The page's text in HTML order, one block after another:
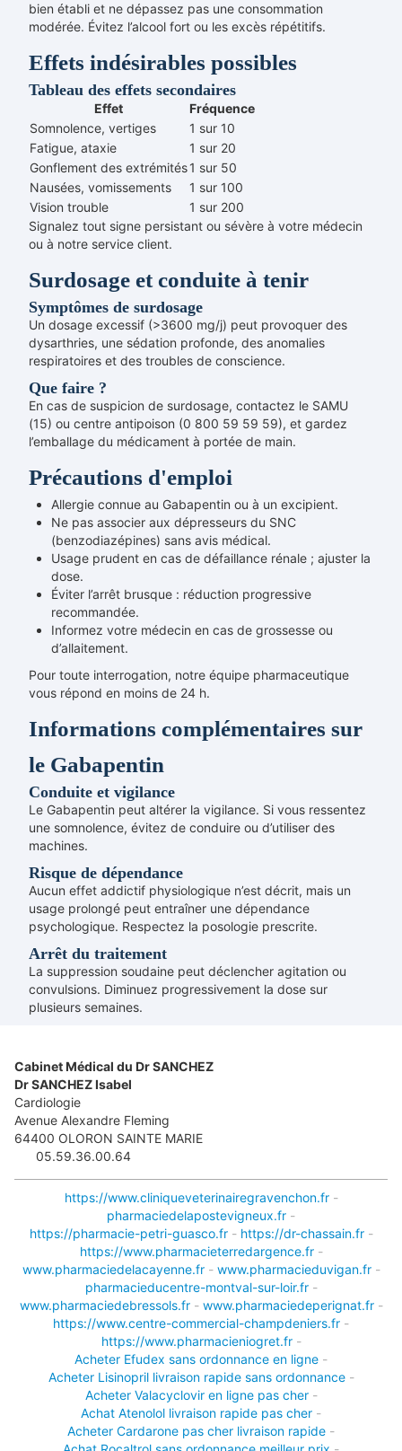
bien établi et ne dépassez pas une consommation
modérée. Évitez l’alcool fort ou les excès répétitifs.
Effets indésirables possibles
Tableau des effets secondaires
Effet
Fréquence
Somnolence, vertiges
1 sur 10
Fatigue, ataxie
1 sur 20
Gonflement des extrémités1 sur 50
Nausées, vomissements
1 sur 100
Vision trouble
1 sur 200
Signalez tout signe persistant ou sévère à votre médecin
ou à notre service client.
Surdosage et conduite à tenir
Symptômes de surdosage
Un dosage excessif (>3600 mg/j) peut provoquer des
dysarthries, une sédation profonde, des anomalies
respiratoires et des troubles de conscience.
Que faire ?
En cas de suspicion de surdosage, contactez le SAMU
(15) ou centre antipoison (0 800 59 59 59), et gardez
l’emballage du médicament à portée de main.
Précautions d'emploi
Allergie connue au Gabapentin ou à un excipient.
Ne pas associer aux dépresseurs du SNC
(benzodiazépines) sans avis médical.
Usage prudent en cas de défaillance rénale ; ajuster la
dose.
Éviter l’arrêt brusque : réduction progressive
recommandée.
Informez votre médecin en cas de grossesse ou
d’allaitement.
Pour toute interrogation, notre équipe pharmaceutique
vous répond en moins de 24 h.
Informations complémentaires sur
le Gabapentin
Conduite et vigilance
Le Gabapentin peut altérer la vigilance. Si vous ressentez
une somnolence, évitez de conduire ou d’utiliser des
machines.
Risque de dépendance
Aucun effet addictif physiologique n’est décrit, mais un
usage prolongé peut entraîner une dépendance
psychologique. Respectez la posologie prescrite.
Arrêt du traitement
La suppression soudaine peut déclencher agitation ou
convulsions. Diminuez progressivement la dose sur
plusieurs semaines.
Cabinet Médical du Dr SANCHEZ
Dr SANCHEZ Isabel
Cardiologie
Avenue Alexandre Fleming
64400 OLORON SAINTE MARIE
05.59.36.00.64
https://www.cliniqueveterinairegravenchon.fr-
pharmaciedelapostevigneux.fr -
https://pharmacie-petri-guasco.fr- https://dr-chassain.fr-
https://www.pharmacieterredargence.fr-
www.pharmaciedelacayenne.fr- www.pharmacieduvigan.fr-
pharmacieducentre-montval-sur-loir.fr-
www.pharmaciedebressols.fr- www.pharmaciedeperignat.fr-
https://www.centre-commercial-champdeniers.fr -
https://www.pharmacieniogret.fr-
Acheter Efudex sans ordonnance en ligne -
Acheter Lisinopril livraison rapide sans ordonnance-
Acheter Valacyclovir en ligne pas cher-
Achat Atenolol livraison rapide pas cher -
Acheter Cardarone pas cher livraison rapide -